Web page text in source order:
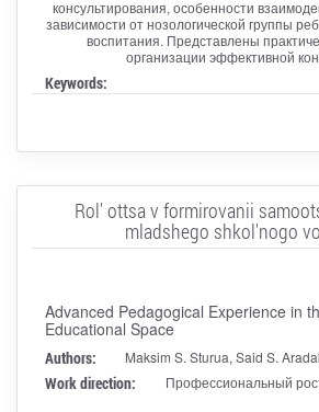
консультирования, особенности
зависимости от нозологической группы
воспитания. Представлены
организации эффективной
Keywords:
Rol' ottsa v formirovanii
mladshego shkol'nogo
Advanced Pedagogical Experience in
Educational Space
Authors: Maksim S. Sturua, Said S.
Work direction:
Профессиональный